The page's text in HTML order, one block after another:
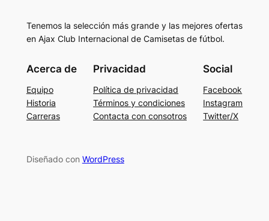
Tenemos la selección más grande y las mejores ofertas
en Ajax Club Internacional de Camisetas de fútbol.
Acerca de
Equipo
Historia
Carreras
Privacidad
Política de privacidad
Términos y condiciones
Contacta con consotros
Social
Facebook
Instagram
Twitter/X
Diseñado con WordPress